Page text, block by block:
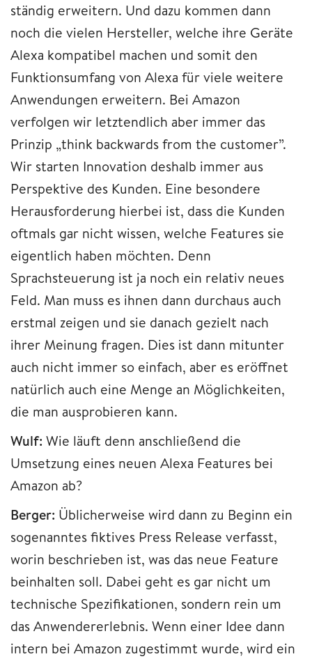
ständig erweitern. Und dazu kommen dann
noch die vielen Hersteller, welche ihre Geräte
Alexa kompatibel machen und somit den
Funktionsumfang von Alexa für viele weitere
Anwendungen erweitern. Bei Amazon
verfolgen wir letztendlich aber immer das
Prinzip „think backwards from the customer”.
Wir starten Innovation deshalb immer aus
Perspektive des Kunden. Eine besondere
Herausforderung hierbei ist, dass die Kunden
oftmals gar nicht wissen, welche Features sie
eigentlich haben möchten. Denn
Sprachsteuerung ist ja noch ein relativ neues
Feld. Man muss es ihnen dann durchaus auch
erstmal zeigen und sie danach gezielt nach
ihrer Meinung fragen. Dies ist dann mitunter
auch nicht immer so einfach, aber es eröffnet
natürlich auch eine Menge an Möglichkeiten,
die man ausprobieren kann.
Wulf: Wie läuft denn anschließend die
Umsetzung eines neuen Alexa Features bei
Amazon ab?
Berger: Üblicherweise wird dann zu Beginn ein
sogenanntes fiktives Press Release verfasst,
worin beschrieben ist, was das neue Feature
beinhalten soll. Dabei geht es gar nicht um
technische Spezifikationen, sondern rein um
das Anwendererlebnis. Wenn einer Idee dann
intern bei Amazon zugestimmt wurde, wird ein